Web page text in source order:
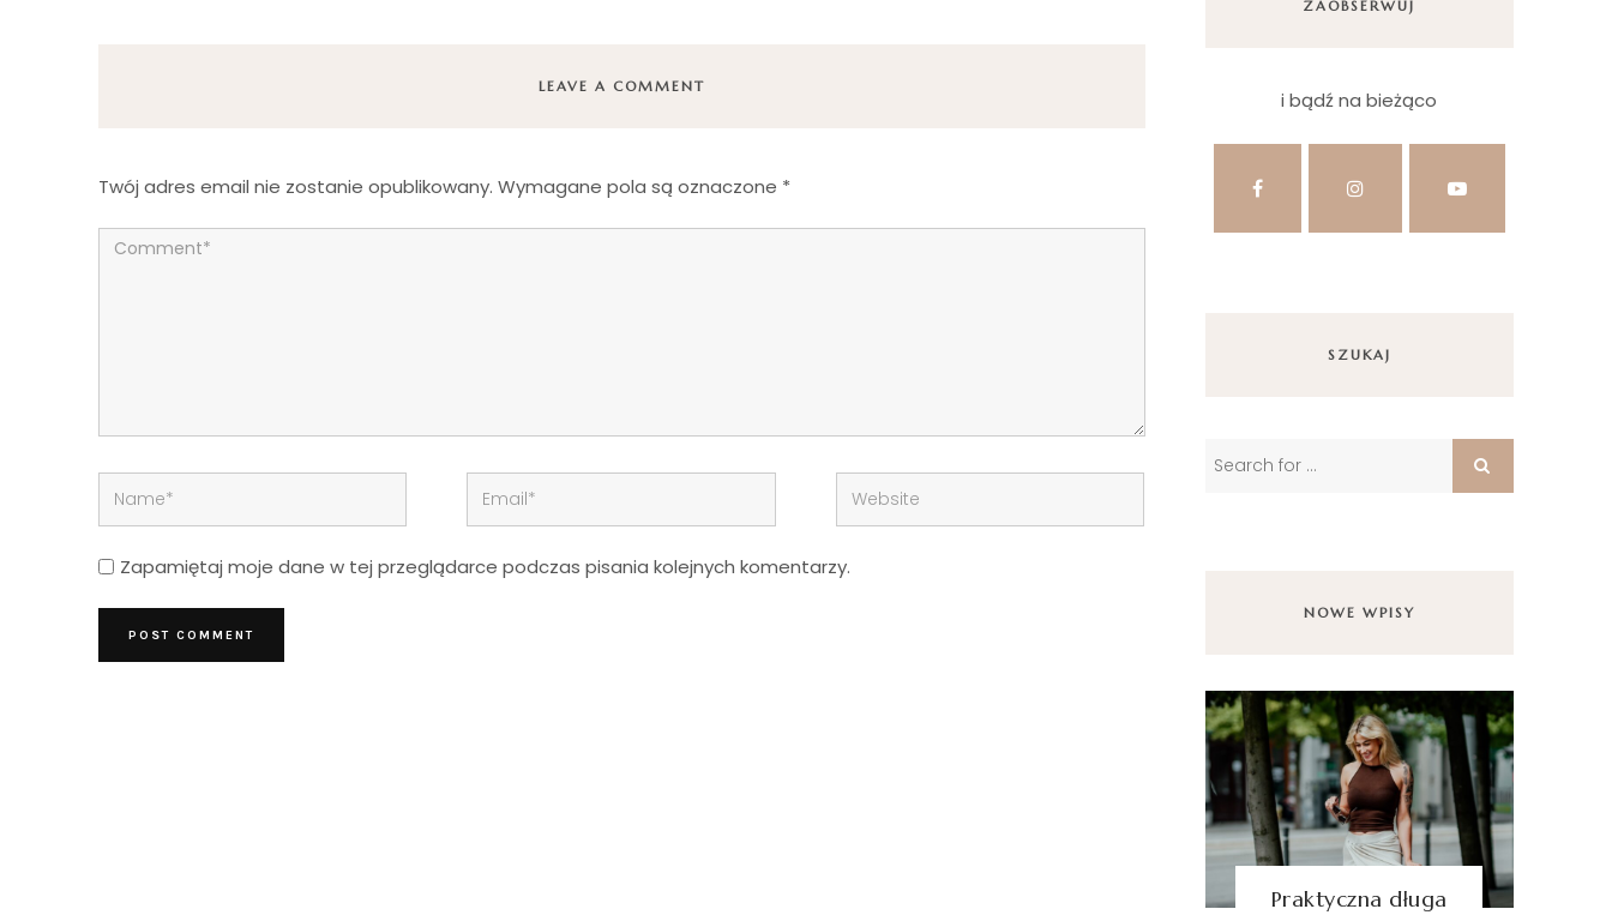
LEAVE A COMMENT
Twój adres email nie zostanie opublikowany. Wymagane pola są oznaczone *
Zapamiętaj moje dane w tej przeglądarce podczas pisania kolejnych komentarzy.
ZAOBSERWUJ
i bądź na bieżąco
SZUKAJ
NOWE WPISY
Praktyczna długa